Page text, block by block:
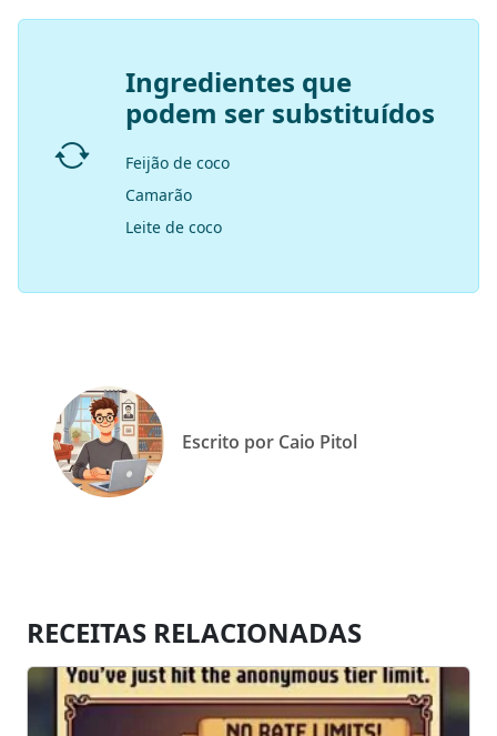
Ingredientes que
podem ser substituídos
Feijão de coco
Camarão
Leite de coco
Escrito por Caio Pitol
RECEITAS RELACIONADAS